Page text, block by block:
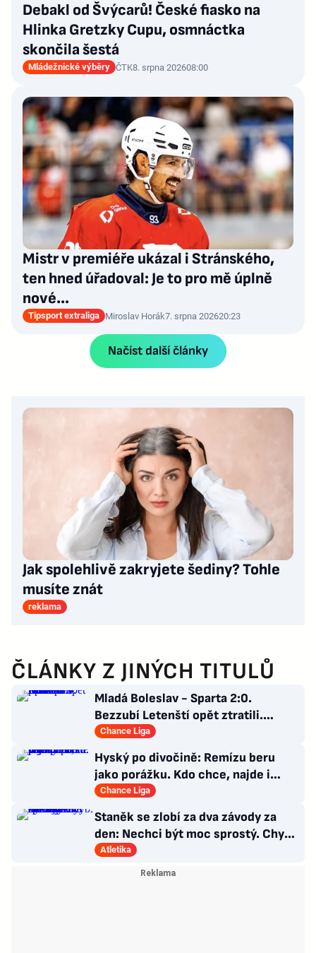
Debakl od Švýcarů! České fiasko na
Hlinka Gretzky Cupu, osmnáctka
skončila šestá
Mládežnické výběry ČTK8. srpna 202608:00
Mistr v premiéře ukázal i Stránského,
ten hned úřadoval: Je to pro mě úplně
nové…
Tipsport extraliga Miroslav Horák7. srpna 202620:23
Načíst další články
Jak spolehlivě zakryjete šediny? Tohle
musíte znát
reklama
ČLÁNKY Z JINÝCH TITULŮ
Mladá Boleslav - Sparta 2:0.
Bezzubí Letenští opět ztratili.
Domácí rozhodli v první půli
Chance Liga
Hyský po divočině: Remízu beru
jako porážku. Kdo chce, najde i
hodně pozitivních věcí
Chance Liga
Staněk se zlobí za dva závody za
den: Nechci být moc sprostý. Chybí
nám styčný důstojník
Atletika